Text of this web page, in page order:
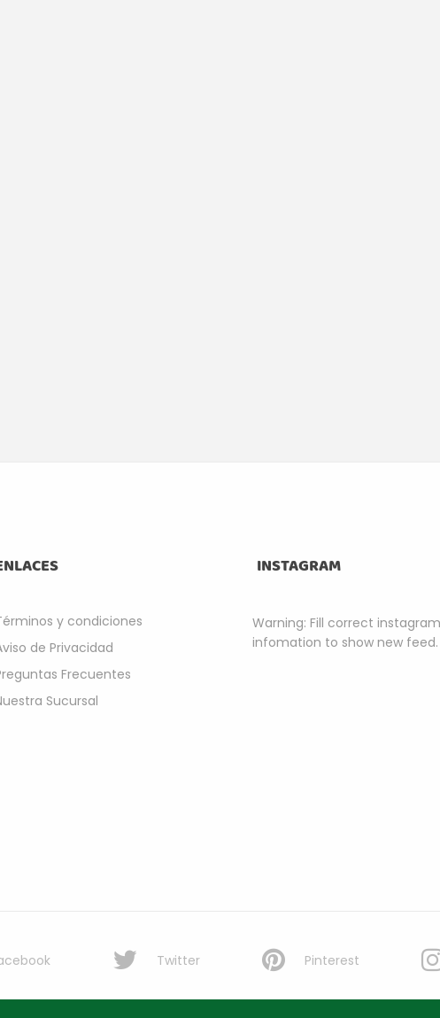
y condiciones
de Privacidad
Frecuentes
Sucursal
INSTAGRAM
Warning: Fill correct
infomation to show new feed.
Twitter Pinterest